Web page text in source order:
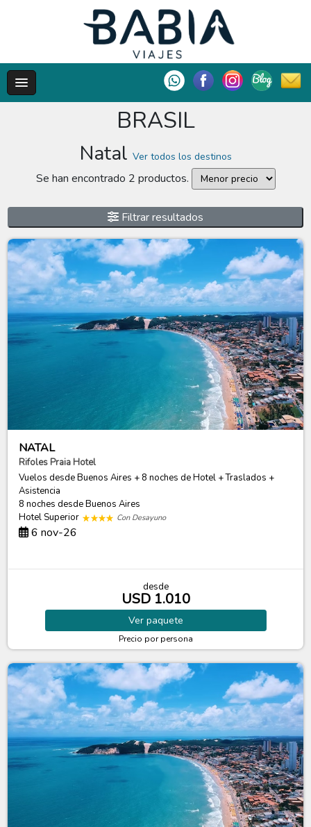
BRASIL
Natal Ver todos los destinos
Se han encontrado 2 productos.
Filtrar resultados
NATAL
Rifoles Praia Hotel
Vuelos desde Buenos Aires + 8 noches de Hotel + Traslados +
Asistencia
8 nochesdesde Buenos Aires
Hotel Superior
Con Desayuno
6 nov-26
desde
USD 1.010
Ver paquete
Precio por persona